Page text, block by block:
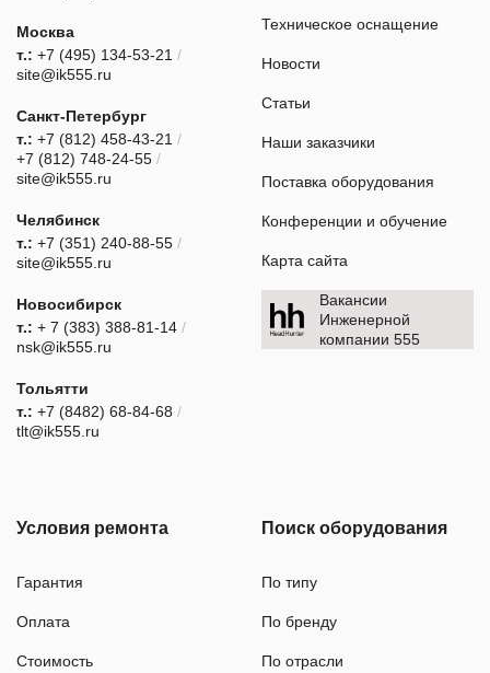
Москва
т.: +7 (495) 134-53-21 /
site@ik555.ru
Санкт-Петербург
т.: +7 (812) 458-43-21 /
+7 (812) 748-24-55 /
site@ik555.ru
Челябинск
т.: +7 (351) 240-88-55 /
site@ik555.ru
Новосибирск
т.: + 7 (383) 388-81-14 /
nsk@ik555.ru
Тольятти
т.: +7 (8482) 68-84-68 /
tlt@ik555.ru
Техническое оснащение
Новости
Статьи
Наши заказчики
Поставка оборудования
Конференции и обучение
Карта сайта
Вакансии
Инженерной
компании 555
Условия ремонта
Гарантия
Оплата
Стоимость
Поиск оборудования
По типу
По бренду
По отрасли